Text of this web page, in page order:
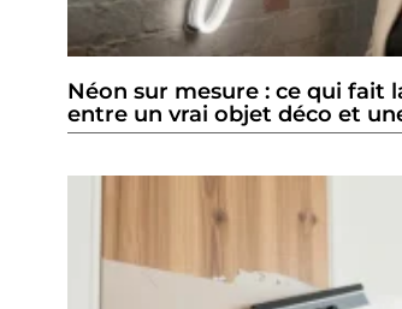
Néon sur mesure : ce qui fait
entre un vrai objet déco et